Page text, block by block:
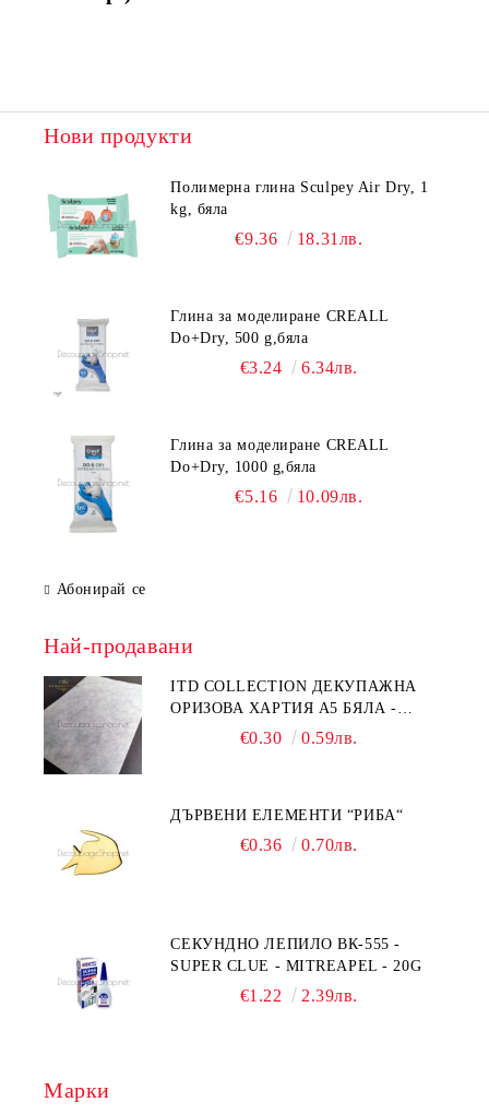
Нови продукти
Полимерна глина Sculpey Air Dry, 1
kg, бяла
€9.36 18.31лв.
Глина за моделиране CREALL
Do+Dry, 500 g,бяла
€3.24 6.34лв.
Глина за моделиране CREALL
Do+Dry, 1000 g,бяла
€5.16 10.09лв.
Абонирай се
Най-продавани
ITD COLLECTION ДЕКУПАЖНА
ОРИЗОВА ХАРТИЯ А5 БЯЛА -
€0.30 0.59лв.
ДЪРВЕНИ ЕЛЕМЕНТИ “РИБА“
€0.36 0.70лв.
СЕКУНДНО ЛЕПИЛО ВК-555 -
SUPER CLUE - MITREAPEL - 20G
€1.22 2.39лв.
Марки